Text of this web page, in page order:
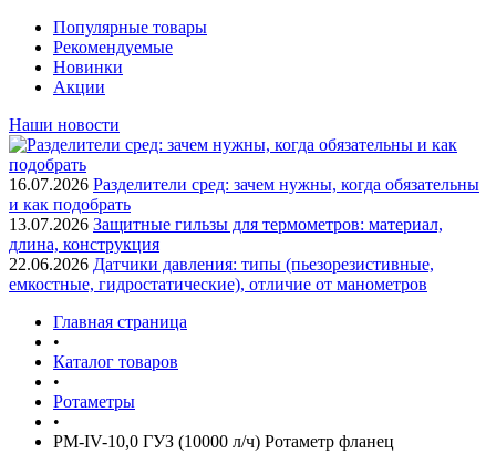
Популярные товары
Рекомендуемые
Новинки
Акции
Наши новости
16.07.2026 Разделители сред: зачем нужны, когда обязательны
и как подобрать
13.07.2026 Защитные гильзы для термометров: материал,
длина, конструкция
22.06.2026 Датчики давления: типы (пьезорезистивные,
емкостные, гидростатические), отличие от манометров
Главная страница
•
Каталог товаров
•
Ротаметры
•
РМ-IV-10,0 ГУЗ (10000 л/ч) Ротаметр фланец